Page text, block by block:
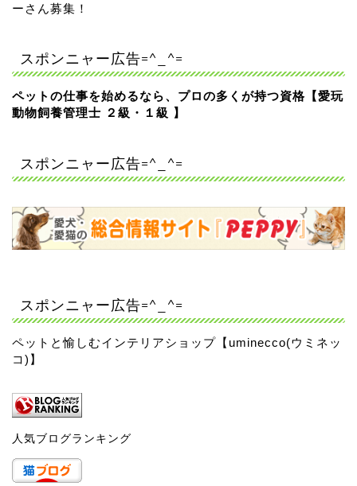
ーさん募集！
スポンニャー広告=^_^=
ペットの仕事を始めるなら、プロの多くが持つ資格【愛玩
動物飼養管理士 ２級・１級 】
スポンニャー広告=^_^=
スポンニャー広告=^_^=
ペットと愉しむインテリアショップ【uminecco(ウミネッ
コ)】
人気ブログランキング